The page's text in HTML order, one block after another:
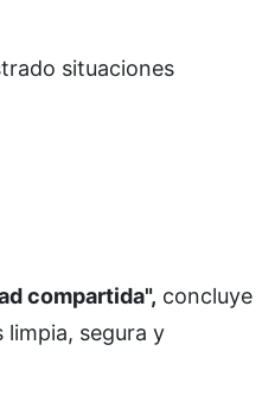
situaciones
compartida", concluye
segura y